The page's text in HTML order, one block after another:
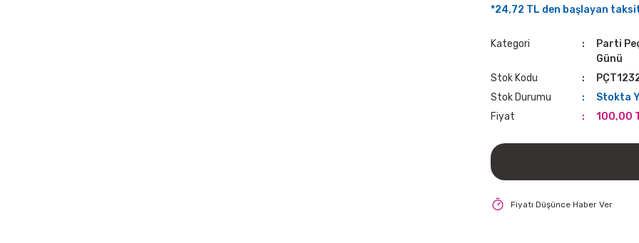
*24,72 TL den başlayan
Kategori Parti
Günü
Stok Kodu
Stok Durumu
Stokta
Fiyat
100,00
Fiyatı Düşünce Haber Ver